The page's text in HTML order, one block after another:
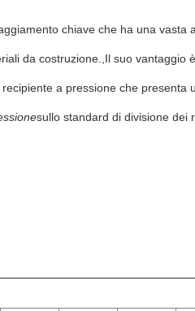
chiave che ha una
da costruzione.,Il suo vantaggio
a pressione che presenta
sullo standard di divisione dei